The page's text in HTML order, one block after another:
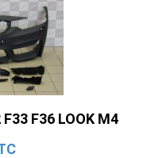
F36 LOOK M4